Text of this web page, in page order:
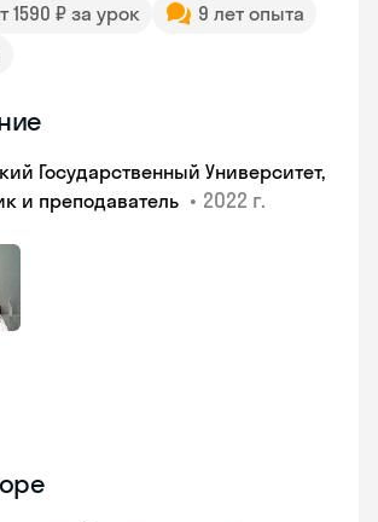
1590 ₽ за урок
9 лет опыта
Государственный Университет,
и преподаватель • 2022 г.